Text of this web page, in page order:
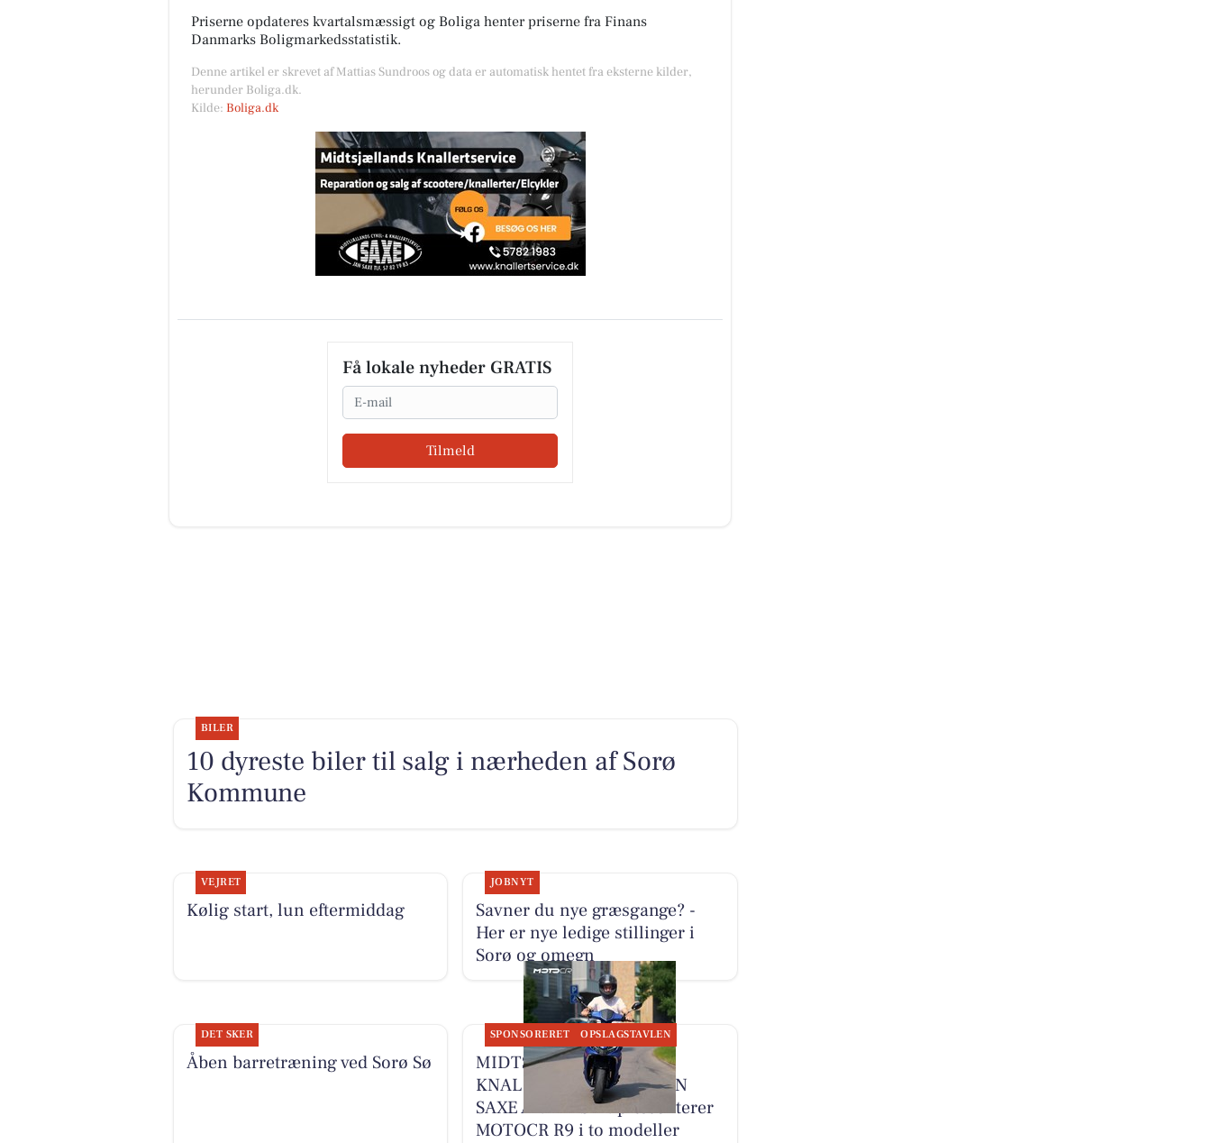
Priserne opdateres kvartalsmæssigt og Boliga henter priserne fra Finans
Danmarks Boligmarkedsstatistik.
Denne artikel er skrevet af Mattias Sundroos og data er automatisk hentet fra eksterne kilder,
herunder Boliga.dk.
Kilde: Boliga.dk
Få lokale nyheder GRATIS
Email
Tilmeld
BILER
10 dyreste biler til salg i nærheden af Sorø
Kommune
VEJRET
Kølig start, lun eftermiddag
JOBNYT
Savner du nye græsgange? -
Her er nye ledige stillinger i
Sorø og omegn
DET SKER
Åben barretræning ved Sorø Sø
SPONSORERET OPSLAGSTAVLEN
MIDTSJÆLLANDS
KNALLERTSERVICE V/JAN
SAXE ANDERSEN præsenterer
MOTOCR R9 i to modeller